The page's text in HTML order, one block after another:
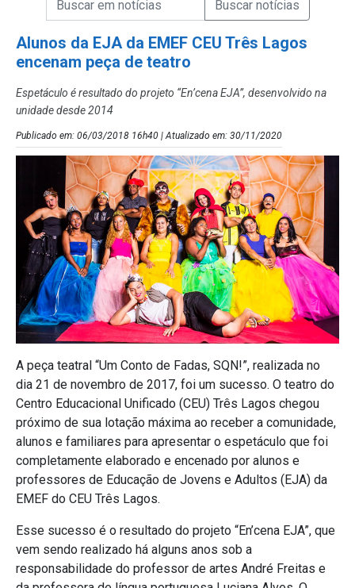
Alunos da EJA da EMEF CEU Três Lagos
encenam peça de teatro
Espetáculo é resultado do projeto “En’cena EJA”, desenvolvido na
unidade desde 2014
Publicado em: 06/03/2018 16h40 | Atualizado em: 30/11/2020
A peça teatral “Um Conto de Fadas, SQN!”, realizada no
dia 21 de novembro de 2017, foi um sucesso. O teatro do
Centro Educacional Unificado (CEU) Três Lagos chegou
próximo de sua lotação máxima ao receber a comunidade,
alunos e familiares para apresentar o espetáculo que foi
completamente elaborado e encenado por alunos e
professores de Educação de Jovens e Adultos (EJA) da
EMEF do CEU Três Lagos.
Esse sucesso é o resultado do projeto “En’cena EJA”, que
vem sendo realizado há alguns anos sob a
responsabilidade do professor de artes André Freitas e